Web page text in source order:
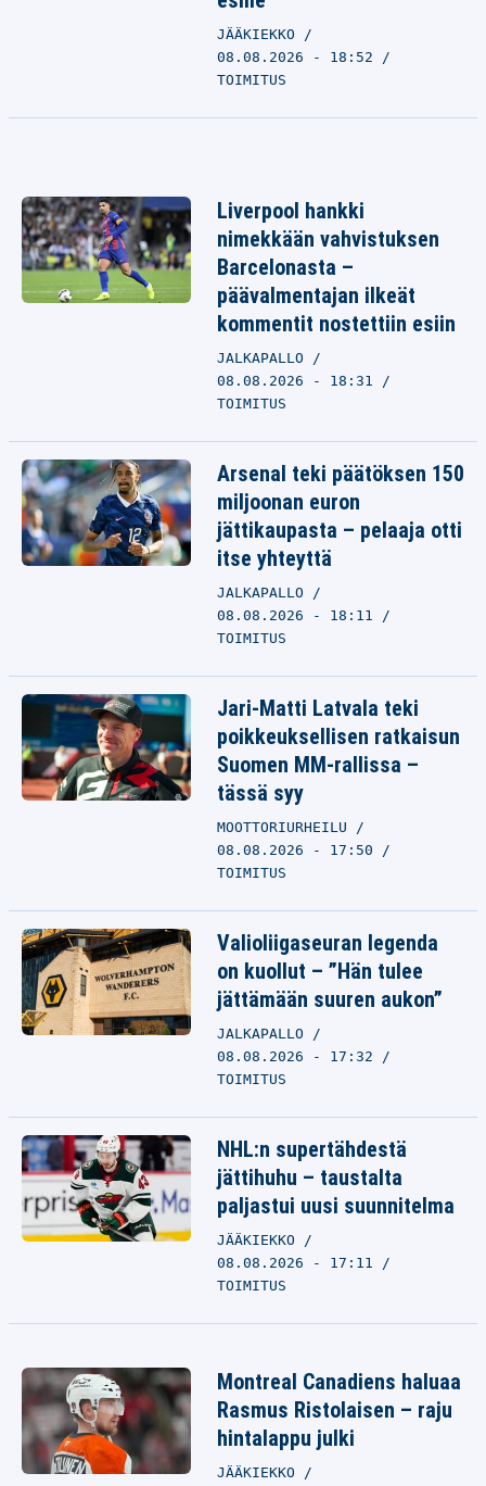
JÄÄKIEKKO
08.08.2026 - 18:52
TOIMITUS
Liverpool hankki
nimekkään vahvistuksen
Barcelonasta –
päävalmentajan ilkeät
kommentit nostettiin esiin
JALKAPALLO
08.08.2026 - 18:31
TOIMITUS
Arsenal teki päätöksen 150
miljoonan euron
jättikaupasta – pelaaja otti
itse yhteyttä
JALKAPALLO
08.08.2026 - 18:11
TOIMITUS
Jari-Matti Latvala teki
poikkeuksellisen ratkaisun
Suomen MM-rallissa –
tässä syy
MOOTTORIURHEILU
08.08.2026 - 17:50
TOIMITUS
Valioliigaseuran legenda
on kuollut – ”Hän tulee
jättämään suuren aukon”
JALKAPALLO
08.08.2026 - 17:32
TOIMITUS
NHL:n supertähdestä
jättihuhu – taustalta
paljastui uusi suunnitelma
JÄÄKIEKKO
08.08.2026 - 17:11
TOIMITUS
Montreal Canadiens haluaa
Rasmus Ristolaisen – raju
hintalappu julki
JÄÄKIEKKO